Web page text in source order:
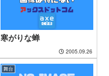
寒がりな蝉
2005.09.26
舞台